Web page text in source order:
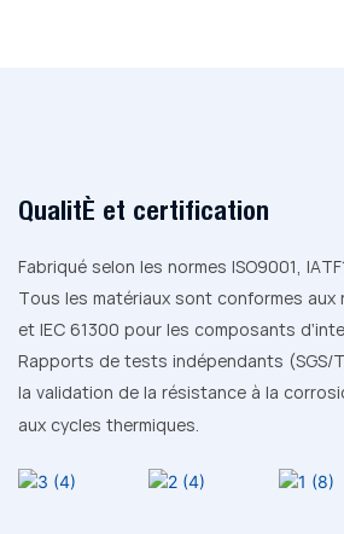
Qualité et certification
Fabriqué selon les normes ISO9001,
Tous les matériaux sont conformes aux
et IEC 61300 pour les composants
Rapports de tests indépendants (SGS/
la validation de la résistance à la
aux cycles thermiques.